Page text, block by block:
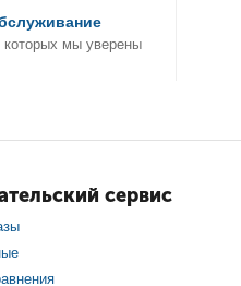
которых мы уверены
сервис